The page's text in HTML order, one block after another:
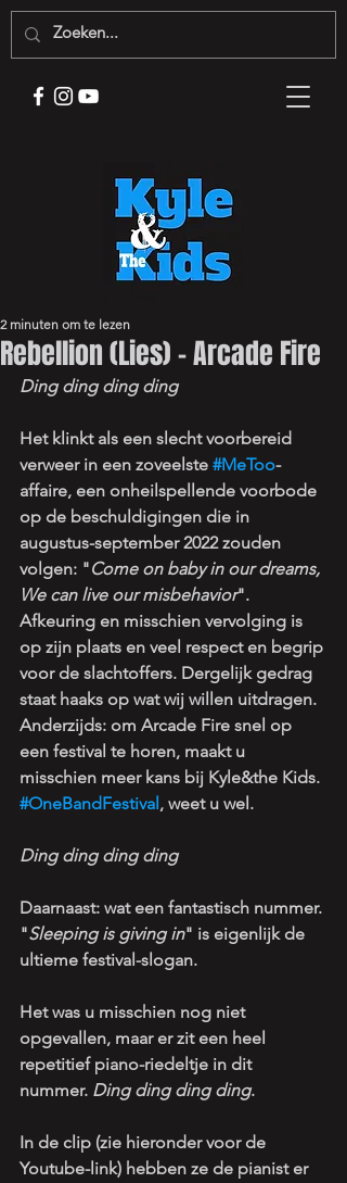
Rebellion (Lies) - Arcade Fire
2 minuten om te lezen
Ding ding ding ding
Het klinkt als een slecht voorbereid
verweer in een zoveelste #MeToo-
affaire, een onheilspellende voorbode
op de beschuldigingen die in
augustus-september 2022 zouden
volgen: "Come on baby in our dreams,
We can live our misbehavior".
Afkeuring en misschien vervolging is
op zijn plaats en veel respect en begrip
voor de slachtoffers. Dergelijk gedrag
staat haaks op wat wij willen uitdragen.
Anderzijds: om Arcade Fire snel op
een festival te horen, maakt u
misschien meer kans bij Kyle&the Kids.
#OneBandFestival, weet u wel.
Ding ding ding ding
Daarnaast: wat een fantastisch nummer.
"Sleeping is giving in" is eigenlijk de
ultieme festival-slogan.
Het was u misschien nog niet
opgevallen, maar er zit een heel
repetitief piano-riedeltje in dit
nummer. Ding ding ding ding.
In de clip (zie hieronder voor de
Youtube-link) hebben ze de pianist er